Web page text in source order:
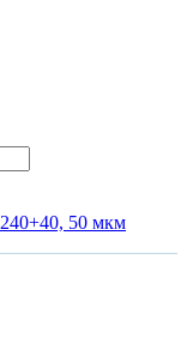
50 мкм